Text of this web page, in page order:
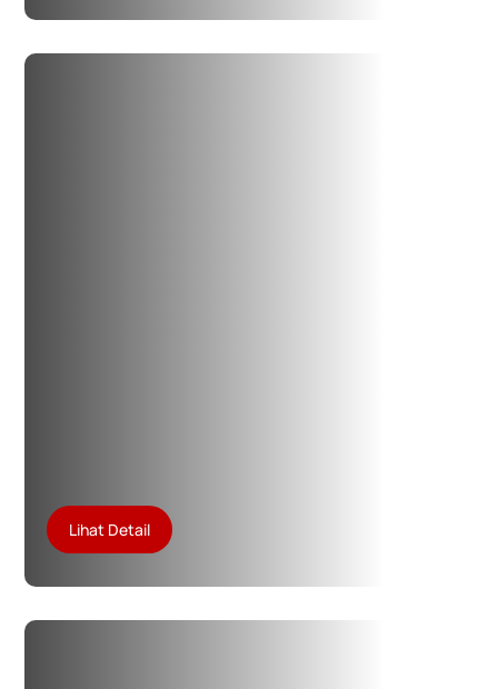
Lihat Detail